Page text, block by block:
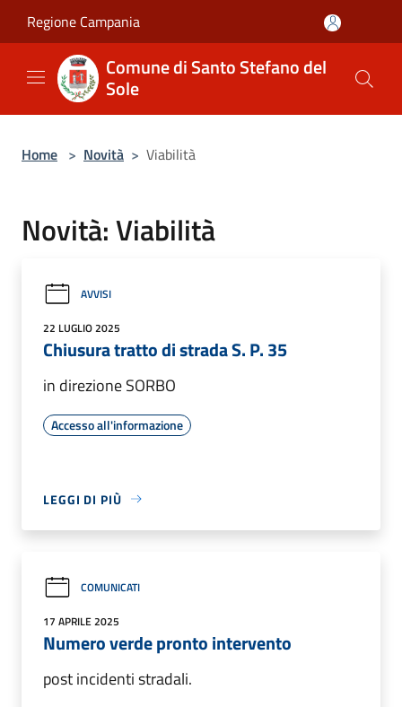
Regione Campania
Comune di Santo Stefano del
Sole
Home > Novità > Viabilità
Novità: Viabilità
AVVISI
22 LUGLIO 2025
Chiusura tratto di strada S. P. 35
in direzione SORBO
Accesso all'informazione
LEGGI DI PIÙ
COMUNICATI
17 APRILE 2025
Numero verde pronto intervento
post incidenti stradali.